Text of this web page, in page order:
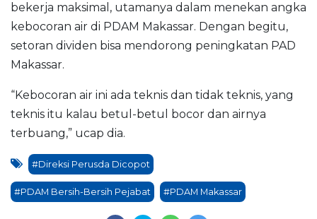
bekerja maksimal, utamanya dalam menekan angka
kebocoran air di PDAM Makassar. Dengan begitu,
setoran dividen bisa mendorong peningkatan PAD
Makassar.
“Kebocoran air ini ada teknis dan tidak teknis, yang
teknis itu kalau betul-betul bocor dan airnya
terbuang,” ucap dia.
#Direksi Perusda Dicopot
#PDAM Bersih-Bersih Pejabat #PDAM Makassar